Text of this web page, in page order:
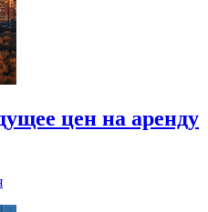
цен на аренду